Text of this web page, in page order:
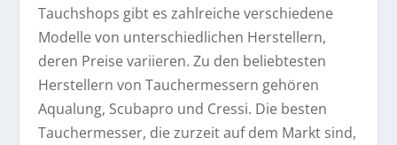
Tauchshops gibt es zahlreiche verschiedene
Modelle von unterschiedlichen Herstellern,
deren Preise variieren. Zu den beliebtesten
Herstellern von Tauchermessern gehören
Aqualung, Scubapro und Cressi. Die besten
Tauchermesser, die zurzeit auf dem Markt sind,